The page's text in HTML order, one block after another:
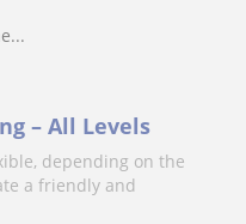
– All Levels
depending on the
a friendly and